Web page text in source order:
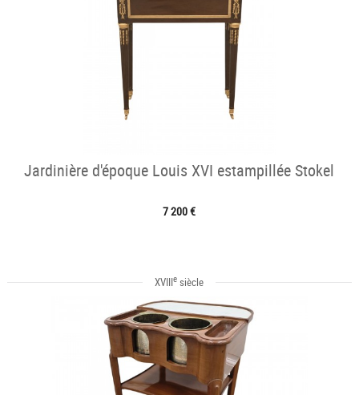
Jardinière d'époque Louis XVI estampillée Stokel
7 200 €
XVIIIe siècle